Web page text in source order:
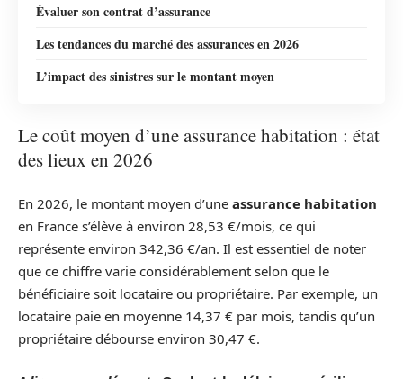
Évaluer son contrat d’assurance
Les tendances du marché des assurances en 2026
L’impact des sinistres sur le montant moyen
Le coût moyen d’une assurance habitation : état
des lieux en 2026
En 2026, le montant moyen d’une assurance habitation
en France s’élève à environ 28,53 €/mois, ce qui
représente environ 342,36 €/an. Il est essentiel de noter
que ce chiffre varie considérablement selon que le
bénéficiaire soit locataire ou propriétaire. Par exemple, un
locataire paie en moyenne 14,37 € par mois, tandis qu’un
propriétaire débourse environ 30,47 €.